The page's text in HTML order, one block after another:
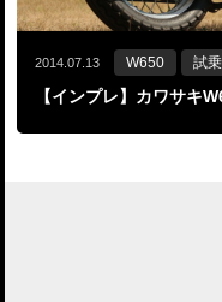
2014.07.13 W650 試
【インプレ】カワサキ